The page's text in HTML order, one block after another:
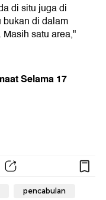
di situ juga di
bukan di dalam
satu area,"
Selama 17
pencabulan